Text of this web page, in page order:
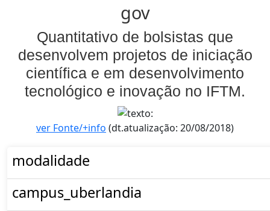
gov
Quantitativo de bolsistas que
desenvolvem projetos de iniciação
científica e em desenvolvimento
tecnológico e inovação no IFTM.
ver Fonte/+info (dt.atualização: 20/08/2018)
modalidade
campus_uberlandia